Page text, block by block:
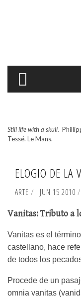
Still life with a skull.
Tessé. Le Mans.
ELOGIO DE LA
ARTE JUN 15 2010
Vanitas: Tributo a
Vanitas es el
castellano, hace
de todos los
Procede de un
omnia vanitas